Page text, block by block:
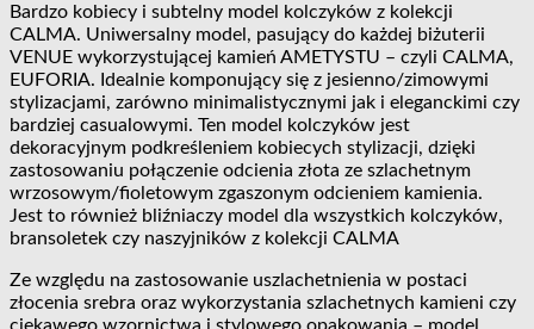
Bardzo kobiecy i subtelny model kolczyków z kolekcji
CALMA. Uniwersalny model, pasujący do każdej biżuterii
VENUE wykorzystującej kamień AMETYSTU – czyli CALMA,
EUFORIA. Idealnie komponujący się z jesienno/zimowymi
stylizacjami, zarówno minimalistycznymi jak i eleganckimi czy
bardziej casualowymi. Ten model kolczyków jest
dekoracyjnym podkreśleniem kobiecych stylizacji, dzięki
zastosowaniu połączenie odcienia złota ze szlachetnym
wrzosowym/fioletowym zgaszonym odcieniem kamienia.
Jest to również bliźniaczy model dla wszystkich kolczyków,
bransoletek czy naszyjników z kolekcji CALMA
Ze względu na zastosowanie uszlachetnienia w postaci
złocenia srebra oraz wykorzystania szlachetnych kamieni czy